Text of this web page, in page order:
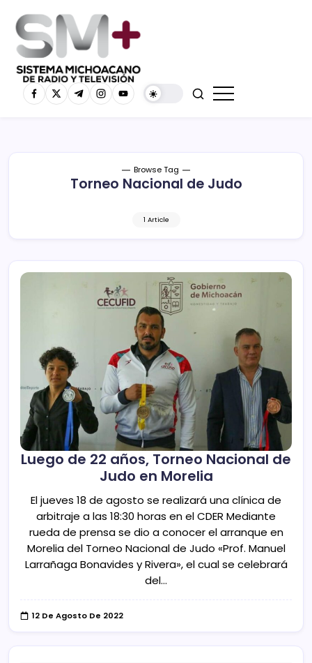
Browse Tag
Torneo Nacional de Judo
1 Article
Luego de 22 años, Torneo Nacional de
Judo en Morelia
El jueves 18 de agosto se realizará una clínica de
arbitraje a las 18:30 horas en el CDER Mediante
rueda de prensa se dio a conocer el arranque en
Morelia del Torneo Nacional de Judo «Prof. Manuel
Larrañaga Bonavides y Rivera», el cual se celebrará
del…
12 De Agosto De 2022